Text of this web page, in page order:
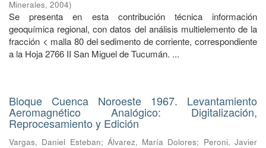
Minerales, 2004)
Se presenta en esta contribución técnica información
geoquímica regional, con datos del análisis multielemento de la
fracción < malla 80 del sedimento de corriente, correspondiente
a la Hoja 2766 II San Miguel de Tucumán. ...
Bloque Cuenca Noroeste 1967. Levantamiento
Aeromagnético Analógico: Digitalización,
Reprocesamiento y Edición
Vargas, Daniel Esteban; Álvarez, María Dolores; Peroni, Javier